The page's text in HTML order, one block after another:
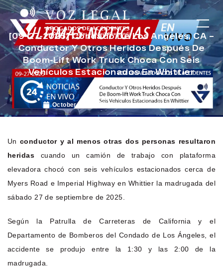
[09-27-2025] Condado De Los Angeles, CA –
Conductor Y Otros Heridos Después De
Boom-Lift Work Truck Choca Con Seis
Vehículos Estacionados En Whittier
October 3, 2025 Noticias de Accidentes
Un conductor y al menos otras dos personas resultaron
heridas cuando un camión de trabajo con plataforma
elevadora chocó con seis vehículos estacionados cerca de
Myers Road e Imperial Highway en Whittier la madrugada del
sábado 27 de septiembre de 2025.
Según la Patrulla de Carreteras de California y el
Departamento de Bomberos del Condado de Los Ángeles, el
accidente se produjo entre la 1:30 y las 2:00 de la
madrugada.